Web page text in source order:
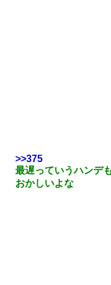
>>375
最遅っていうハンデ
おかしいよな